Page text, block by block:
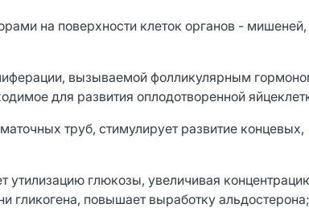
на поверхности клеток органов -
вызываемой фолликулярным
для развития оплодотворенной
труб, стимулирует развитие концевых,
глюкозы, увеличивая
гликогена, повышает выработку